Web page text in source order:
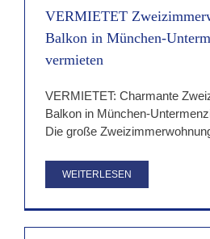
VERMIETET
Balkon in München-
vermieten
VERMIETET: Charmante
Balkon in München-
Die große
WEITERLESEN